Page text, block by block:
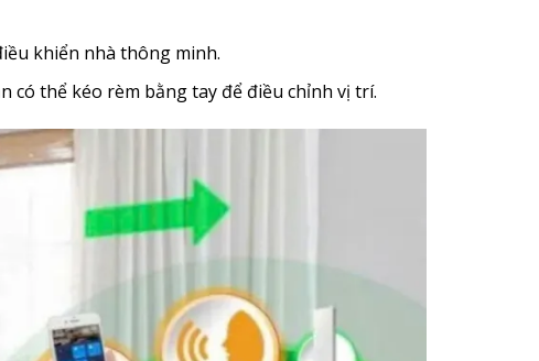
khiển nhà thông minh.
thể kéo rèm bằng tay để điều chỉnh vị trí.